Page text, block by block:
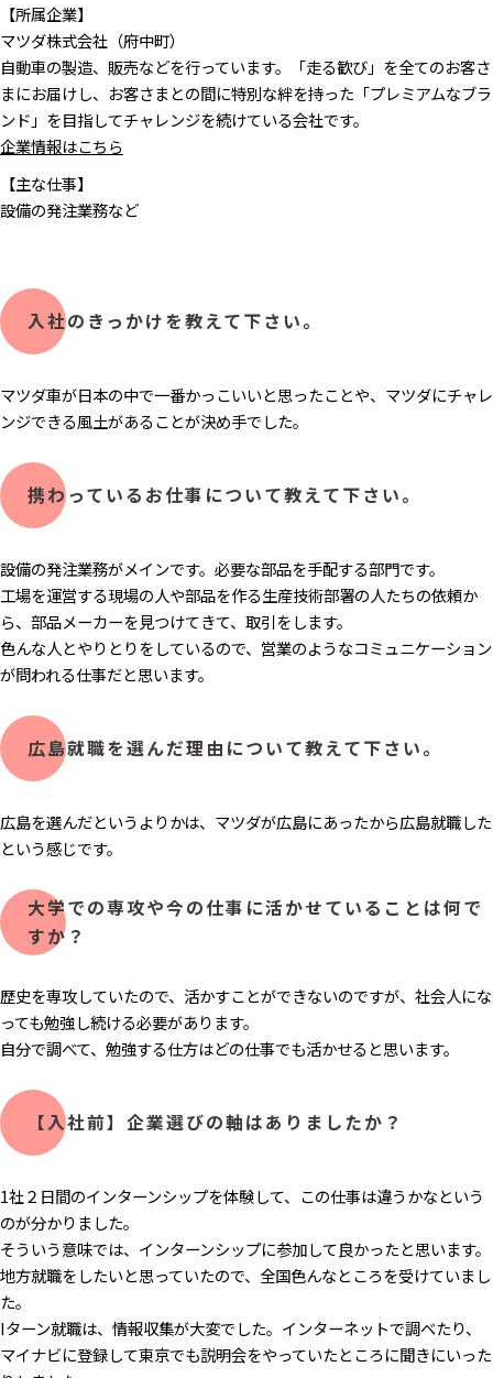
【所属企業】
マツダ株式会社（府中町）
自動車の製造、販売などを行っています。「走る歓び」を全てのお客さ
まにお届けし、お客さまとの間に特別な絆を持った「プレミアムなブラ
ンド」を目指してチャレンジを続けている会社です。
企業情報はこちら
【主な仕事】
設備の発注業務など
入社のきっかけを教えて下さい。
マツダ車が日本の中で一番かっこいいと思ったことや、マツダにチャレ
ンジできる風土があることが決め手でした。
携わっているお仕事について教えて下さい。
設備の発注業務がメインです。必要な部品を手配する部門です。
工場を運営する現場の人や部品を作る生産技術部署の人たちの依頼か
ら、部品メーカーを見つけてきて、取引をします。
色んな人とやりとりをしているので、営業のようなコミュニケーション
が問われる仕事だと思います。
広島就職を選んだ理由について教えて下さい。
広島を選んだというよりかは、マツダが広島にあったから広島就職した
という感じです。
大学での専攻や今の仕事に活かせていることは何で
すか？
歴史を専攻していたので、活かすことができないのですが、社会人にな
っても勉強し続ける必要があります。
自分で調べて、勉強する仕方はどの仕事でも活かせると思います。
【入社前】企業選びの軸はありましたか？
1社２日間のインターンシップを体験して、この仕事は違うかなという
のが分かりました。
そういう意味では、インターンシップに参加して良かったと思います。
地方就職をしたいと思っていたので、全国色んなところを受けていまし
た。
Iターン就職は、情報収集が大変でした。インターネットで調べたり、
マイナビに登録して東京でも説明会をやっていたところに聞きにいった